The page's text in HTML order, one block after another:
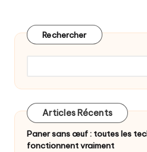
Rechercher
Articles Récents
Paner sans œuf : toutes les
fonctionnent vraiment